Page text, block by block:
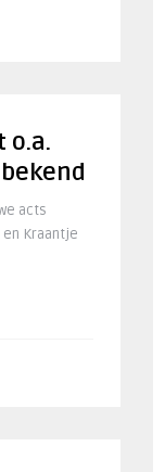
o.a.
acts
en Kraantje